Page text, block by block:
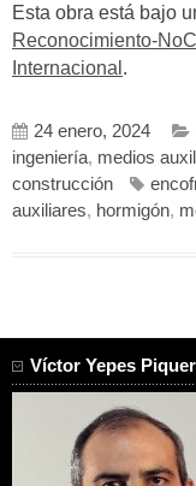
Esta obra está bajo
Reconocimiento-
Internacional .
24 enero, 2024
ingeniería, medios
construcción
auxiliares, hormigón,
Víctor Yepes